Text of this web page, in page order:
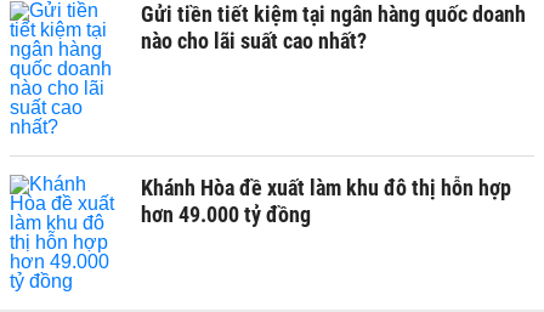
Gửi tiền tiết kiệm tại ngân hàng quốc doanh
nào cho lãi suất cao nhất?
Khánh Hòa đề xuất làm khu đô thị hỗn hợp
hơn 49.000 tỷ đồng